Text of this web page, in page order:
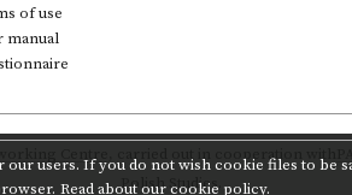
users. If you do not wish cookie files to be
Read about our cookie policy.
of use
manual
Centre carried out in cooperation with
Polish Studies.